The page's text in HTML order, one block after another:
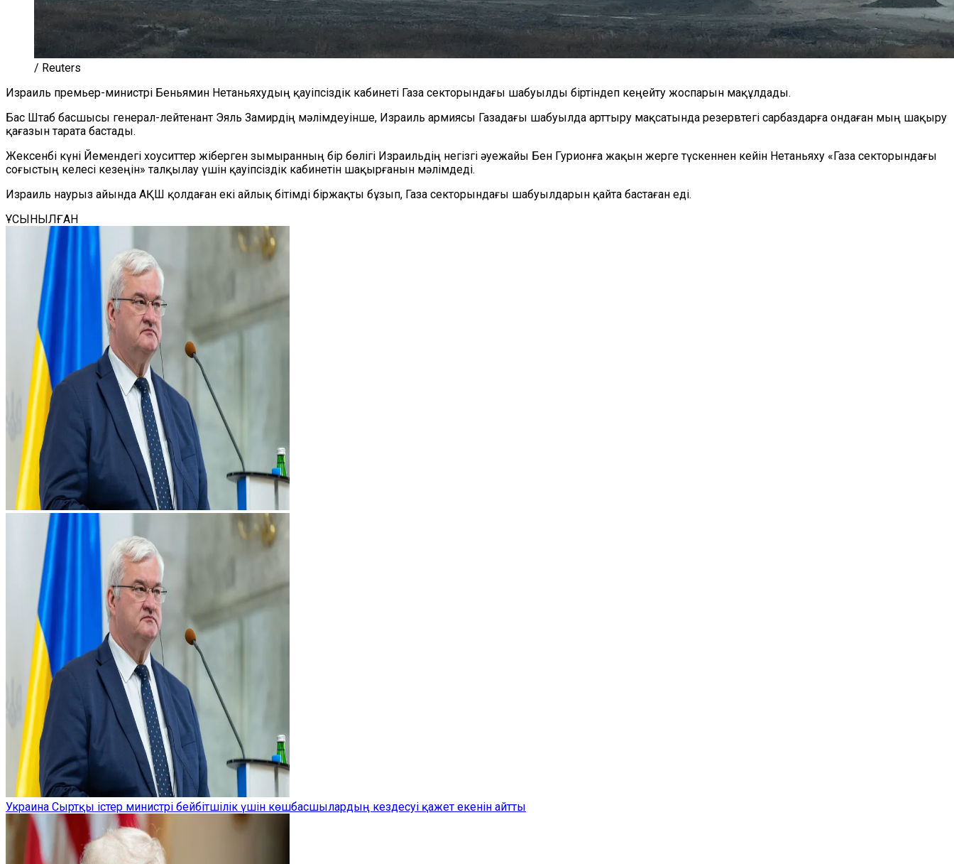
/ Reuters
Израиль премьер-министрі Беньямин Нетаньяхудың қауіпсіздік кабинеті Газа секторындағы шабуылды біртіндеп кеңейту жоспарын мақұлдады.
Бас Штаб басшысы генерал-лейтенант Эяль Замирдің мәлімдеуінше, Израиль армиясы Газадағы шабуылда арттыру мақсатында резервтегі сарбаздарға ондаған мың шақыру
қағазын тарата бастады.
Жексенбі күні Йемендегі хоуситтер жіберген зымыранның бір бөлігі Израильдің негізгі әуежайы Бен Гурионға жақын жерге түскеннен кейін Нетаньяху «Газа секторындағы
соғыстың келесі кезеңін» талқылау үшін қауіпсіздік кабинетін шақырғанын мәлімдеді.
Израиль наурыз айында АҚШ қолдаған екі айлық бітімді біржақты бұзып, Газа секторындағы шабуылдарын қайта бастаған еді.
ҰСЫНЫЛҒАН
Украина Сыртқы істер министрі бейбітшілік үшін көшбасшылардың кездесуі қажет екенін айтты